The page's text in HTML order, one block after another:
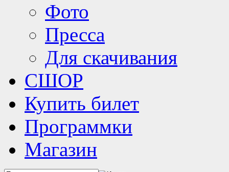
Фото
Пресса
Для скачивания
СШОР
Купить билет
Программки
Магазин